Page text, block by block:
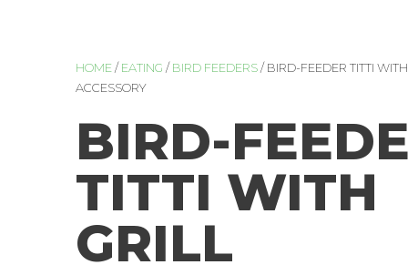
HOME/ EATING / BIRD FEEDERS/ BIRD-FEEDER TITTI
ACCESSORY
BIRD-
TITTI WITH
GRILL